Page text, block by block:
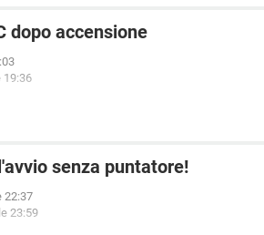
dopo accensione
19:36
senza puntatore!
22:37
23:59